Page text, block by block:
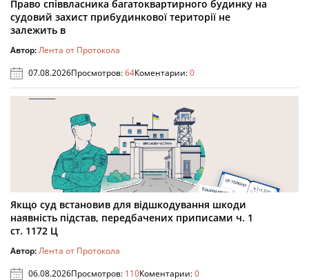
Право співвласника багатоквартирного будинку на
судовий захист прибудинкової території не
залежить в
Автор:Лента от Протокола
07.08.2026Просмотров:64Коментарии:0
Якщо суд встановив для відшкодування шкоди
наявність підстав, передбачених приписами ч. 1
ст. 1172 Ц
Автор:Лента от Протокола
06.08.2026Просмотров: 110Коментарии:0